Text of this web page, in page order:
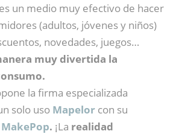
es un medio muy efectivo de hacer
(adultos, jóvenes y niños)
novedades, juegos…
muy divertida la
la firma especializada
solo uso Mapelor con su
. ¡La realidad